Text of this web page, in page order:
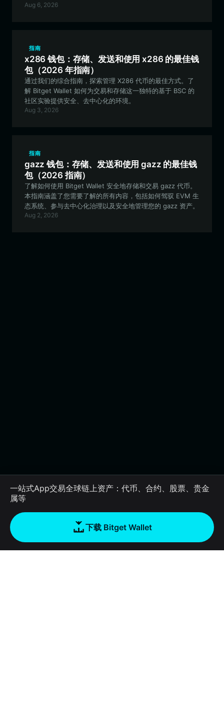
Aug 6, 2026
指南
x286 钱包：存储、发送和使用 x286 的最佳钱
包（2026 年指南）
通过我们的综合指南，探索管理 X286 代币的最佳方式。了
解 Bitget Wallet 如何为交易和存储这一独特的基于 BSC 的
社区实验提供安全、去中心化的环境。
Aug 3, 2026
指南
gazz 钱包：存储、发送和使用 gazz 的最佳钱
包（2026 指南）
了解如何使用 Bitget Wallet 安全地存储和交易 gazz 代币。
本指南涵盖了您需要了解的所有内容，包括如何驾驭 EVM 生
态系统、参与去中心化治理以及安全地管理您的 gazz 资产。
Aug 2, 2026
一站式App交易全球链上资产：代币、合约、股票、贵金
属等
下载 Bitget Wallet